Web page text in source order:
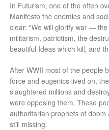
In Futurism, one of the often
Manifesto the enemies and
clear: “We will glorify war —
militarism, patriotism, the
beautiful Ideas which kill, and
After WWII most of the people
force and eugenics lived on,
slaughtered millions and
were opposing them. These
authoritarian prophets of
still missing.